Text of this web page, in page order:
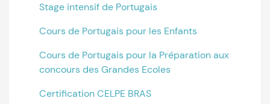
Stage intensif de Portugais
Cours de Portugais pour les Enfants
Cours de Portugais pour la Préparation aux
concours des Grandes Ecoles
Certification CELPE BRAS